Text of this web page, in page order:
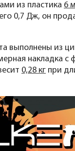
из пластика 6
0,7 Дж, он
выполнены из
накладка с
0,28 кг при